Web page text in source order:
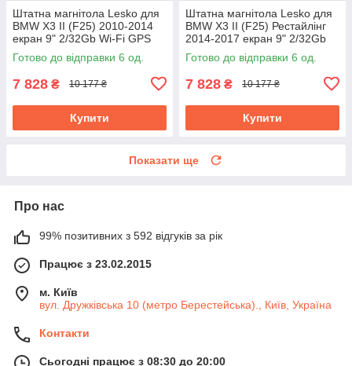
Штатна магнітола Lesko для
BMW X3 II (F25) 2010-2014
екран 9" 2/32Gb Wi-Fi GPS
Base БМВ
Готово до відправки 6 од.
7 828 ₴ 10 177 ₴
Купити
Штатна магнітола Lesko для
BMW X3 II (F25) Рестайлінг
2014-2017 екран 9" 2/32Gb
Wi-Fi GPS Base БМВ
Готово до відправки 6 од.
7 828 ₴ 10 177 ₴
Купити
Показати ще
Про нас
99% позитивних з 592 відгуків за рік
Працює з 23.02.2015
м. Київ
вул. Дружківська 10 (метро Берестейська)., Київ, Україна
Контакти
Сьогодні працює з 08:30 до 20:00